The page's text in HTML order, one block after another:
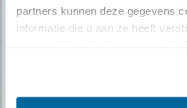
partners kunnen deze gegevens
informatie die u aan ze heeft